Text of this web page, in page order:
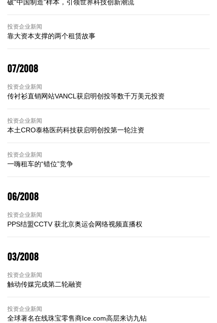
破“中国制造”样本，引领世界科技创新潮流
投资企业新闻
靠大资本支撑的两个租赁故事
07/2008
投资企业新闻
传衬衫直销网站VANCL获启明创投等数千万美元投资
投资企业新闻
本土CRO泰格医药科技获启明创投第一轮注资
投资企业新闻
一嗨租车的“错位”竞争
06/2008
投资企业新闻
PPS结盟CCTV 获北京奥运会网络视频直播权
03/2008
投资企业新闻
触动传媒完成第二轮融资
投资企业新闻
全球著名在线珠宝零售商Ice.com高层来访九钻